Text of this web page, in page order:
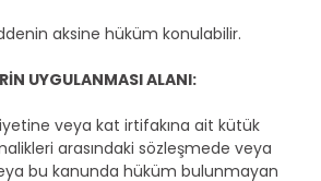
aksine hüküm konulabilir.
UYGULANMASI ALANI:
veya kat irtifakına ait kütük
arasındaki sözleşmede veya
bu kanunda hüküm bulunmayan